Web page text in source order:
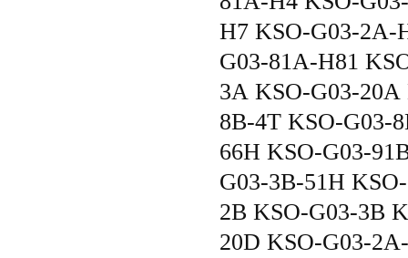
H7 KSO-G03-2A-
G03-81A-H81
3A KSO-G03-
8B-4T KSO-G03-
66H KSO-G03-
G03-3B-51H
2B KSO-G03-3B
20D KSO-G03-